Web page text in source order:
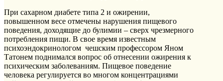
При сахарном диабете типа 2 и ожирении,
повышенном весе отмечены нарушения пищевого
поведения, доходящие до булимии – сверх чрезмерного
потребления пищи. В свое время известным
психоэндокринологом чешским профессором Яном
Татонем поднимался вопрос об отнесении ожирения к
психическим заболеваниям. Пищевое поведение
человека регулируется во многом концентрациями